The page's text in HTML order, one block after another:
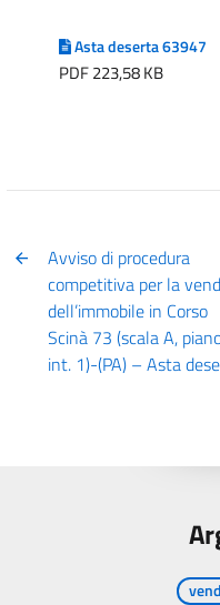
Asta deserta 63947
PDF 223,58 KB
Avviso di procedura
competitiva per la
dell’immobile in Corso
Scinà 73 (scala A,
int. 1)-(PA) – Asta